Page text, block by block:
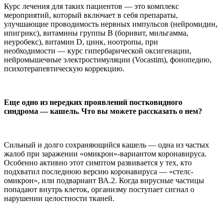
Курс лечения для таких пациентов — это комплекс
мероприятий, который включает в себя препараты,
улучшающие проводимость нервных импульсов (нейромидин,
ипигрикс), витамины группы В (боривит, мильгамма,
неуробекс), витамин D, цинк, ноотропы, при
необходимости — курс гипербарической оксигенации,
нейромышечные электростимуляции (Vocastim), фонопедию,
психотерапевтическую коррекцию.
Еще одно из нередких проявлений постковидного
синдрома — кашель. Что вы можете рассказать о нем?
Сильный и долго сохраняющийся кашель — одна из частых
жалоб при заражении «омикрон»-вариантом коронавируса.
Особенно активно этот симптом развивается у тех, кто
подхватил последнюю версию коронавируса — «стелс-
омикрон», или подвариант ВА.2. Когда вирусные частицы
попадают внутрь клеток, организму поступает сигнал о
нарушении целостности тканей.